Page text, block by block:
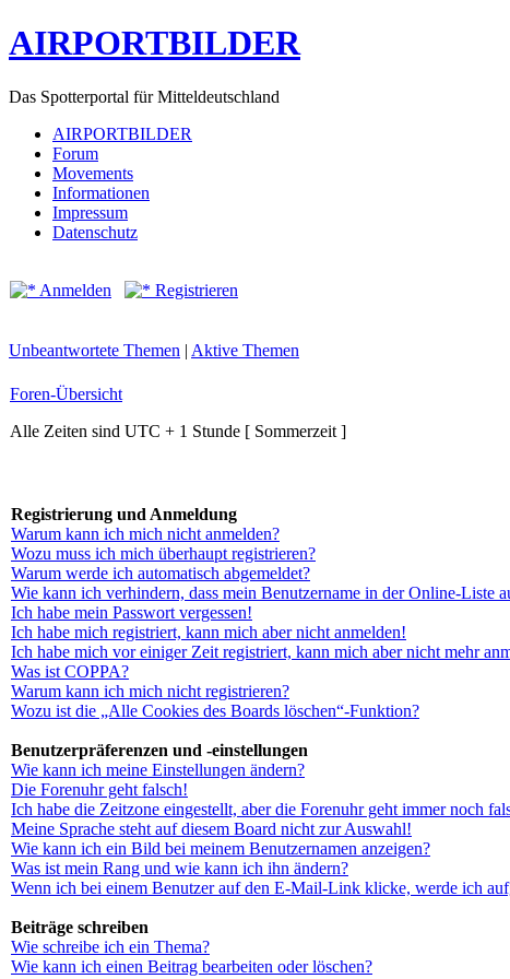
AIRPORTBILDER
Das Spotterportal für Mitteldeutschland
AIRPORTBILDER
Forum
Movements
Informationen
Impressum
Datenschutz
Anmelden Registrieren
Unbeantwortete Themen | Aktive Themen
Foren-Übersicht
Alle Zeiten sind UTC + 1 Stunde [ Sommerzeit ]
Registrierung und Anmeldung
Warum kann ich mich nicht anmelden?
Wozu muss ich mich überhaupt registrieren?
Warum werde ich automatisch abgemeldet?
Wie kann ich verhindern, dass mein Benutzername in der Online-Liste
Ich habe mein Passwort vergessen!
Ich habe mich registriert, kann mich aber nicht anmelden!
Ich habe mich vor einiger Zeit registriert, kann mich aber nicht mehr
Was ist COPPA?
Warum kann ich mich nicht registrieren?
Wozu ist die „Alle Cookies des Boards löschen“-Funktion?
Benutzerpräferenzen und -einstellungen
Wie kann ich meine Einstellungen ändern?
Die Forenuhr geht falsch!
Ich habe die Zeitzone eingestellt, aber die Forenuhr geht immer noch
Meine Sprache steht auf diesem Board nicht zur Auswahl!
Wie kann ich ein Bild bei meinem Benutzernamen anzeigen?
Was ist mein Rang und wie kann ich ihn ändern?
Wenn ich bei einem Benutzer auf den E-Mail-Link klicke, werde ich
Beiträge schreiben
Wie schreibe ich ein Thema?
Wie kann ich einen Beitrag bearbeiten oder löschen?